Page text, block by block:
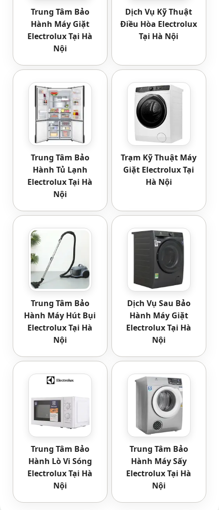
Trung Tâm Bảo
Hành Máy Giặt
Electrolux Tại Hà
Nội
Dịch Vụ Kỹ Thuật
Điều Hòa Electrolux
Tại Hà Nội
Trung Tâm Bảo
Hành Tủ Lạnh
Electrolux Tại Hà
Nội
Trạm Kỹ Thuật Máy
Giặt Electrolux Tại
Hà Nội
Trung Tâm Bảo
Hành Máy Hút Bụi
Electrolux Tại Hà
Nội
Dịch Vụ Sau Bảo
Hành Máy Giặt
Electrolux Tại Hà
Nội
Trung Tâm Bảo
Hành Lò Vi Sóng
Electrolux Tại Hà
Nội
Trung Tâm Bảo
Hành Máy Sấy
Electrolux Tại Hà
Nội